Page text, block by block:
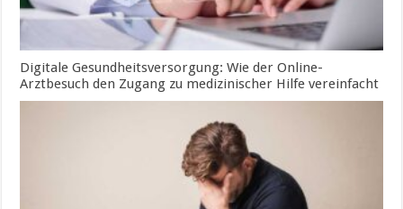
Digitale Gesundheitsversorgung: Wie der Online-
Arztbesuch den Zugang zu medizinischer Hilfe vereinfacht